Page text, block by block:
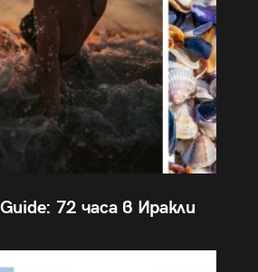
72 часа в Иракли